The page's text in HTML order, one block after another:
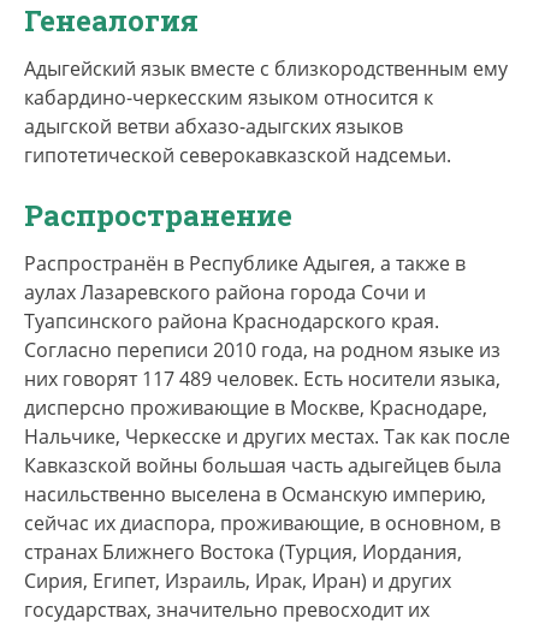
государствах, значительно превосходит их
численность в России.
Адыгейский наравне с русским является
государственным языком Республики Адыгея.
Кавказской войны препятствовало активному
смешению с русскими, что способствовало
сохранению языка в местах компактного
проживания, однако в столице республики - в
городе Майкопе и крупных районных центрах
доминирует русский.
На исконной территории выделяется три
диалекта адыгейского языка: темиргоевский и
бжедугский (в Республике Адыгея), а также
шапсугский (в Республике Адыгея и
Краснодарском крае). Абадзехский диалект
практически вышел из употребления, однако
как и некоторые другие диалекты, он
продолжает использоваться в диаспоре.
Генеалогия
Адыгейский язык вместе с близкородственным ему
кабардино-черкесским языком относится к
адыгской ветви абхазо-адыгских языков
гипотетической северокавказской надсемьи.
Распространение
Распространён в Республике Адыгея, а также в
аулах Лазаревского района города Сочи и
Туапсинского района Краснодарского края.
Согласно переписи 2010 года, на родном языке из
них говорят 117 489 человек. Есть носители языка,
дисперсно проживающие в Москве, Краснодаре,
Нальчике, Черкесске и других местах. Так как после
Кавказской войны большая часть адыгейцев была
насильственно выселена в Османскую империю,
сейчас их диаспора, проживающие, в основном, в
странах Ближнего Востока (Турция, Иордания,
Сирия, Египет, Израиль, Ирак, Иран) и других
государствах, значительно превосходит их